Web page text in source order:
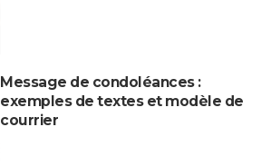
Message de condoléances :
exemples de textes et modèle de
courrier